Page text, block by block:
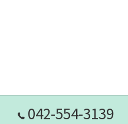
042-554-3139